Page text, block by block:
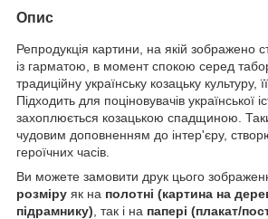
Опис
Репродукція картини, на якій зображено
із гарматою, в момент спокою серед
традиційну українську козацьку культуру,
Підходить для поціновувачів української
захоплюється козацькою спадщиною.
чудовим доповненням до інтер'єру,
героїчних часів.
Ви можете замовити друк цього
розміру як на полотні (картина на
підрамнику) , так і на папері (плакат/